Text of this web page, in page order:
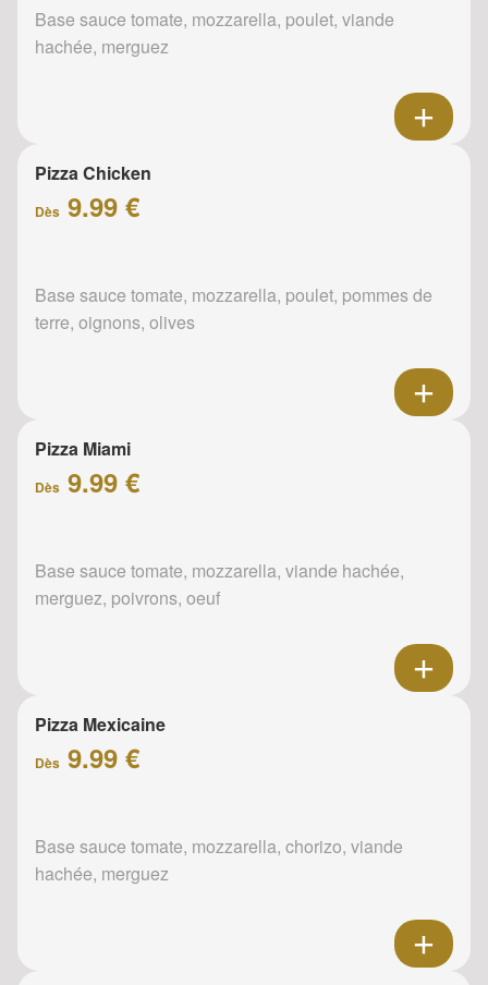
Base sauce tomate, mozzarella, poulet, viande
hachée, merguez
Pizza Chicken
Dès 9.99 €
Base sauce tomate, mozzarella, poulet, pommes de
terre, oignons, olives
Pizza Miami
Dès 9.99 €
Base sauce tomate, mozzarella, viande hachée,
merguez, poivrons, oeuf
Pizza Mexicaine
Dès 9.99 €
Base sauce tomate, mozzarella, chorizo, viande
hachée, merguez